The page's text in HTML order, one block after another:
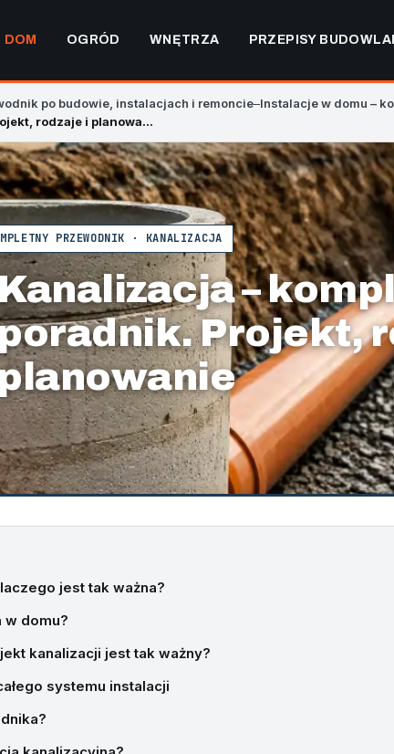
DOM OGRÓD WNĘTRZA PRZEPISY
po budowie, instalacjach i remoncie–Instalacje w domu –
Kanalizacja – kompletny poradnik. Projekt, rodzaje i planowanie
PRZEWODNIK · KANALIZACJA
–
Projekt,
jest tak ważna?
w domu?
kanalizacji jest tak ważny?
systemu instalacji